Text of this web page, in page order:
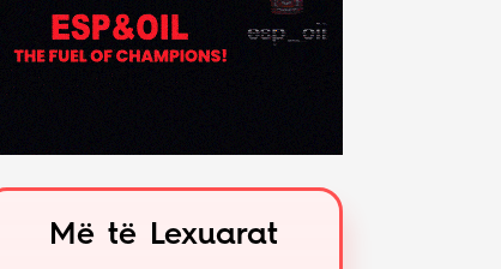
Më të Lexuarat